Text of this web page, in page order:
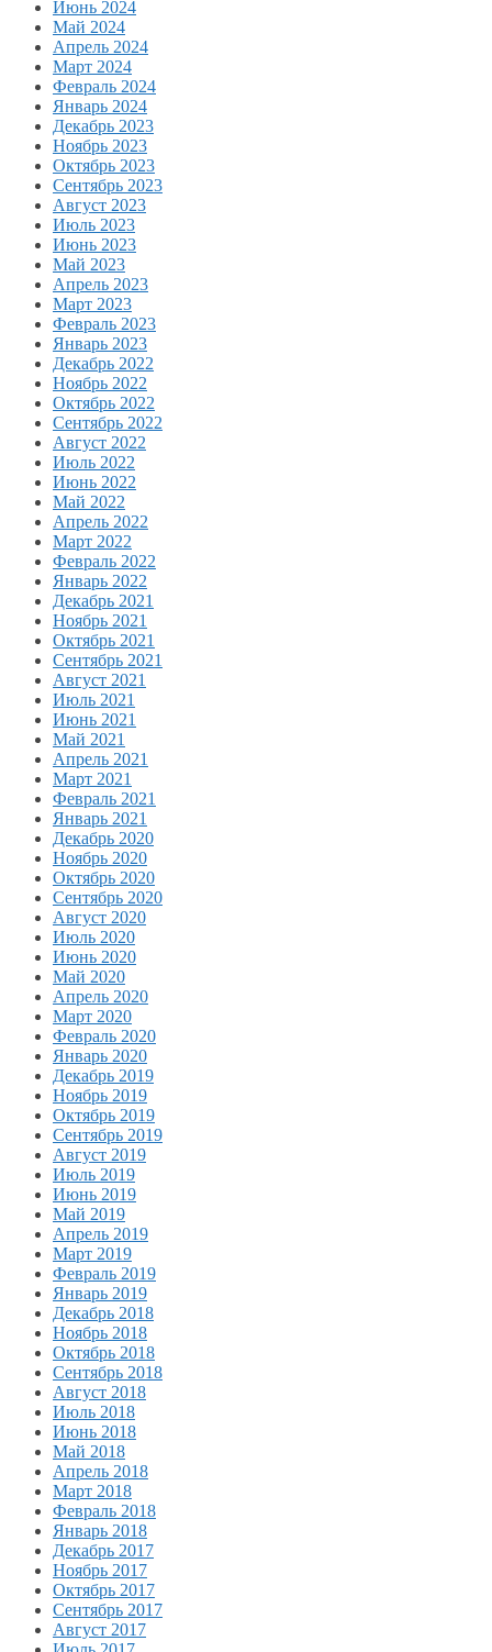
Июнь 2024
Май 2024
Апрель 2024
Март 2024
Февраль 2024
Январь 2024
Декабрь 2023
Ноябрь 2023
Октябрь 2023
Сентябрь 2023
Август 2023
Июль 2023
Июнь 2023
Май 2023
Апрель 2023
Март 2023
Февраль 2023
Январь 2023
Декабрь 2022
Ноябрь 2022
Октябрь 2022
Сентябрь 2022
Август 2022
Июль 2022
Июнь 2022
Май 2022
Апрель 2022
Март 2022
Февраль 2022
Январь 2022
Декабрь 2021
Ноябрь 2021
Октябрь 2021
Сентябрь 2021
Август 2021
Июль 2021
Июнь 2021
Май 2021
Апрель 2021
Март 2021
Февраль 2021
Январь 2021
Декабрь 2020
Ноябрь 2020
Октябрь 2020
Сентябрь 2020
Август 2020
Июль 2020
Июнь 2020
Май 2020
Апрель 2020
Март 2020
Февраль 2020
Январь 2020
Декабрь 2019
Ноябрь 2019
Октябрь 2019
Сентябрь 2019
Август 2019
Июль 2019
Июнь 2019
Май 2019
Апрель 2019
Март 2019
Февраль 2019
Январь 2019
Декабрь 2018
Ноябрь 2018
Октябрь 2018
Сентябрь 2018
Август 2018
Июль 2018
Июнь 2018
Май 2018
Апрель 2018
Март 2018
Февраль 2018
Январь 2018
Декабрь 2017
Ноябрь 2017
Октябрь 2017
Сентябрь 2017
Август 2017